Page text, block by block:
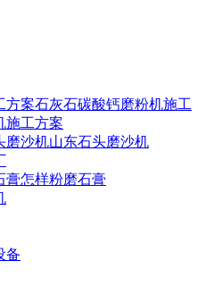
案石灰石碳酸钙磨粉机施工
施工方案
磨沙机山东石头磨沙机
膏怎样粉磨石膏
备